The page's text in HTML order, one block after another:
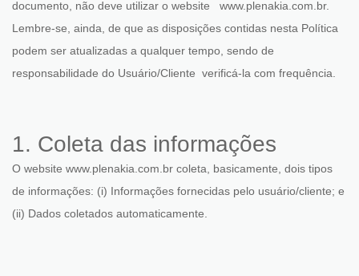
documento, não deve utilizar o website www.plenakia.com.br.
Lembre-se, ainda, de que as disposições contidas nesta Política
podem ser atualizadas a qualquer tempo, sendo de
responsabilidade do Usuário/Cliente verificá-la com frequência.
1. Coleta das informações
O website www.plenakia.com.br coleta, basicamente, dois tipos
de informações: (i) Informações fornecidas pelo usuário/cliente; e
(ii) Dados coletados automaticamente.